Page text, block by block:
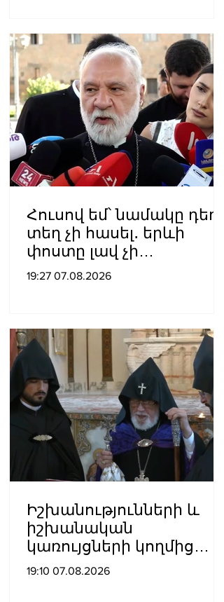
Հուսով եմ՝ նամակը դեռ
տեղ չի հասել․ երևի
փոստը լավ չի
աշխատում․ Նաթան
մասին
19:27 07.08.2026
Իշխանությունների և
իշխանական
կառույցների կողմից
քայլեր են ձեռնարկվում
19:10 07.08.2026